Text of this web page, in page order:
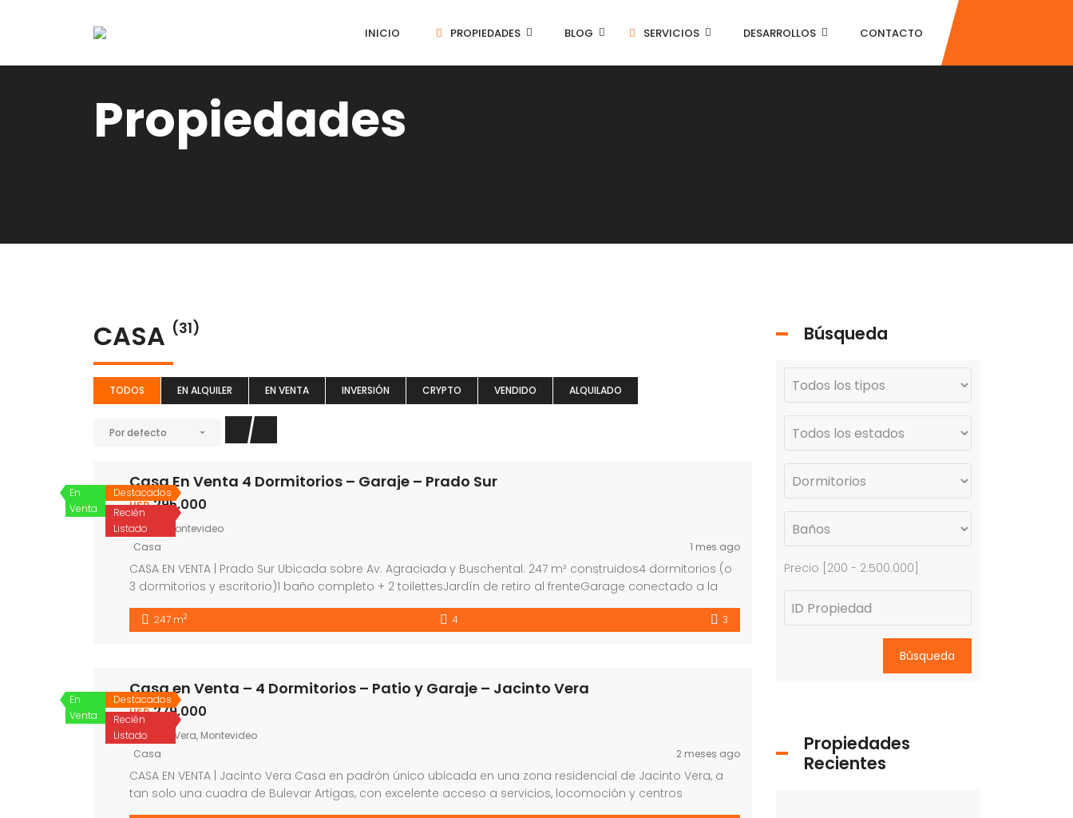
INICIO PROPIEDADES BLOG SERVICIOS DESARROLLOS CONTACTO
Propiedades
CASA (31)
TODOS EN ALQUILER EN VENTA INVERSIÓN CRYPTO VENDIDO ALQUILADO
Por defecto
Destacados
Recién
Listado
En
Venta
Casa En Venta 4 Dormitorios – Garaje – Prado Sur
USD295.000
Prado, Montevideo
Casa
1 mes ago
CASA EN VENTA | Prado Sur Ubicada sobre Av. Agraciada y Buschental. 247 m² construidos4 dormitorios (o
3 dormitorios y escritorio)1 baño completo + 2 toilettesJardín de retiro al frenteGarage conectado a la
casa y con acceso independiente Descripción: Si buscás una casa con metros de verdad, ambientes
amplios y mucho potencial, esta puede ser […]
247 m2 4 3
Destacados
Recién
Listado
En
Venta
Casa en Venta – 4 Dormitorios – Patio y Garaje – Jacinto Vera
USD279.000
Jacinto Vera, Montevideo
Casa
2 meses ago
CASA EN VENTA | Jacinto Vera Casa en padrón único ubicada en una zona residencial de Jacinto Vera, a
tan solo una cuadra de Bulevar Artigas, con excelente acceso a servicios, locomoción y centros
Búsqueda
Precio [ 200 - 2.500.000
Búsqueda
Propiedades
Recientes